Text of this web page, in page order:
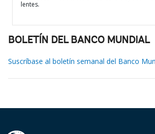
lentes.
BOLETÍN DEL BANCO MUNDIAL
Suscríbase al boletín semanal del Banco